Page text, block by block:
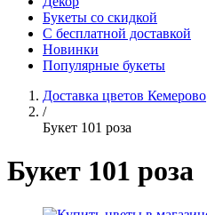
Букеты со скидкой
С бесплатной доставкой
Новинки
Популярные букеты
Доставка цветов Кемерово
/
Букет 101 роза
Букет 101 роза